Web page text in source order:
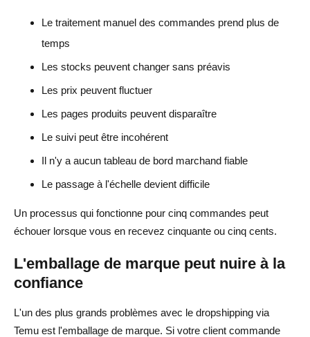
Le traitement manuel des commandes prend plus de
temps
Les stocks peuvent changer sans préavis
Les prix peuvent fluctuer
Les pages produits peuvent disparaître
Le suivi peut être incohérent
Il n'y a aucun tableau de bord marchand fiable
Le passage à l'échelle devient difficile
Un processus qui fonctionne pour cinq commandes peut
échouer lorsque vous en recevez cinquante ou cinq cents.
L'emballage de marque peut nuire à la
confiance
L'un des plus grands problèmes avec le dropshipping via
Temu est l'emballage de marque. Si votre client commande